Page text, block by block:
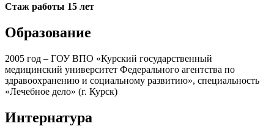
Стаж работы 15 лет
Образование
2005 год – ГОУ ВПО «Курский государственный
медицинский университет Федерального агентства по
здравоохранению и социальному развитию», специальность
«Лечебное дело» (г. Курск)
Интернатура